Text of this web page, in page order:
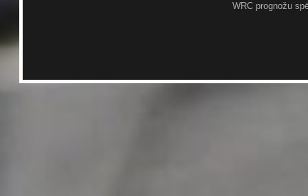
WRC prognožu